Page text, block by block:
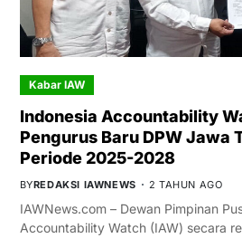
Kabar IAW
Indonesia Accountability
Pengurus Baru DPW Jawa
Periode 2025-2028
BYREDAKSI IAWNEWS 2 TAHUN AGO
IAWNews.com – Dewan Pimpinan
Accountability Watch (IAW) secara